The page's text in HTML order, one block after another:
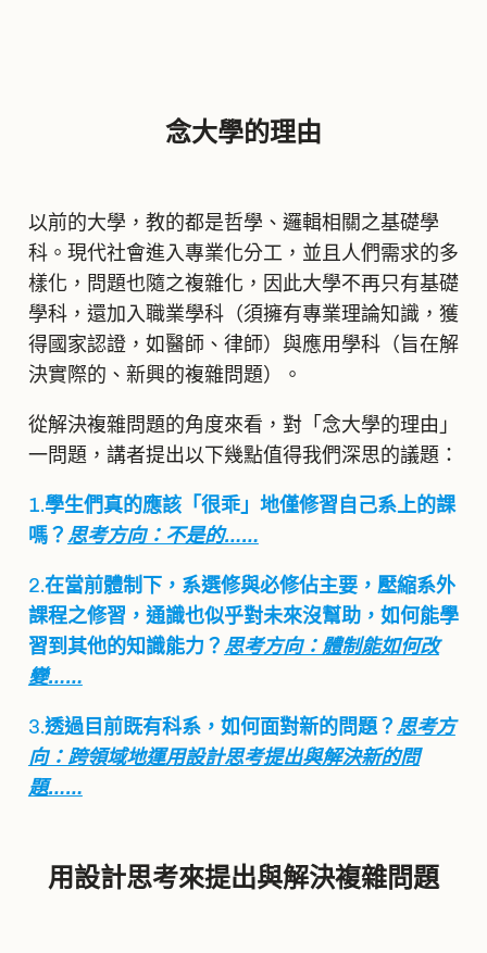
念大學的理由
以前的大學，教的都是哲學、邏輯相關之基礎學
科。現代社會進入專業化分工，並且人們需求的多
樣化，問題也隨之複雜化，因此大學不再只有基礎
學科，還加入職業學科（須擁有專業理論知識，獲
得國家認證，如醫師、律師）與應用學科（旨在解
決實際的、新興的複雜問題）。
從解決複雜問題的角度來看，對「念大學的理由」
一問題，講者提出以下幾點值得我們深思的議題：
1.學生們真的應該「很乖」地僅修習自己系上的課
嗎？思考方向：不是的……
2.在當前體制下，系選修與必修佔主要，壓縮系外
課程之修習，通識也似乎對未來沒幫助，如何能學
習到其他的知識能力？思考方向：體制能如何改
變……
3.透過目前既有科系，如何面對新的問題？思考方
向：跨領域地運用設計思考提出與解決新的問
題……
用設計思考來提出與解決複雜問題